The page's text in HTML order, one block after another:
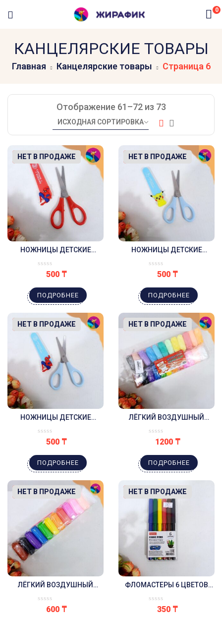
0
КАНЦЕЛЯРСКИЕ ТОВАРЫ
Главная Канцелярские товары Страница 6
Отображение 61–72 из 73
-17%
НЕТ В ПРОДАЖЕ
НОЖНИЦЫ ДЕТСКИЕ
ПАУК КРАСНЫЕ
500 ₸
ПОДРОБНЕЕ
-17%
НЕТ В ПРОДАЖЕ
НОЖНИЦЫ ДЕТСКИЕ
ГОЛУБЫЕ
500 ₸
ПОДРОБНЕЕ
-17%
НЕТ В ПРОДАЖЕ
НОЖНИЦЫ ДЕТСКИЕ
ПАУК ГОЛУБЫЕ
500 ₸
ПОДРОБНЕЕ
-8%
НЕТ В ПРОДАЖЕ
ЛЁГКИЙ ВОЗДУШНЫЙ
1200 ₸
ПОДРОБНЕЕ
-14%
НЕТ В ПРОДАЖЕ
ЛЁГКИЙ ВОЗДУШНЫЙ
600 ₸
-30%
НЕТ В ПРОДАЖЕ
ФЛОМАСТЕРЫ 6 ЦВЕТОВ
350 ₸